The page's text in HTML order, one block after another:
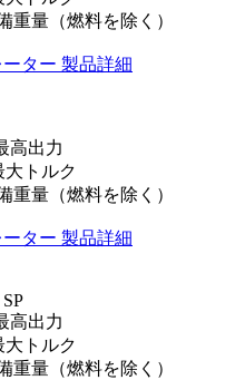
重量（燃料を除く）
ター 製品詳細
高出力
大トルク
重量（燃料を除く）
ター 製品詳細
高出力
大トルク
重量（燃料を除く）